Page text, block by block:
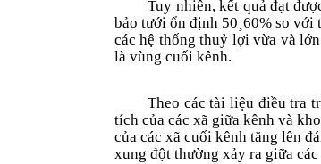
Tuy nhiên, kết quả đạt
bảo tưới ổn định 50 ¸60% so với
các hệ thống thuỷ lợi vừa và
là vùng cuối kênh.
Theo các tài liệu điều tra
tích của các xã giữa kênh và
của các xã cuối kênh tăng lên
xung đột thường xảy ra giữa